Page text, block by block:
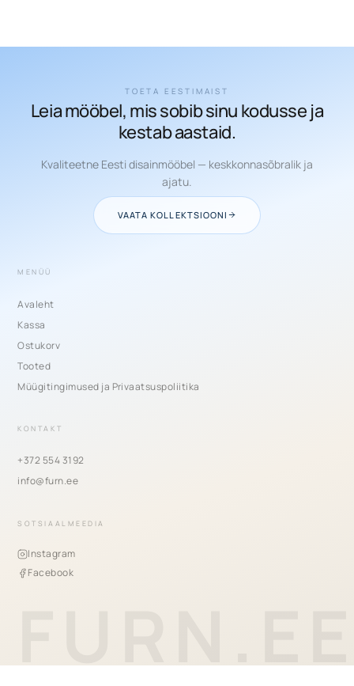
TOETA EESTIMAIST
Leia mööbel, mis sobib sinu kodusse ja
kestab aastaid.
Kvaliteetne Eesti disainmööbel — keskkonnasõbralik ja
ajatu.
VAATA KOLLEKTSIOONI
MENÜÜ
Avaleht
Kassa
Ostukorv
Tooted
Müügitingimused ja Privaatsuspoliitika
KONTAKT
+372 554 3192
info@furn.ee
SOTSIAALMEEDIA
Instagram
Facebook